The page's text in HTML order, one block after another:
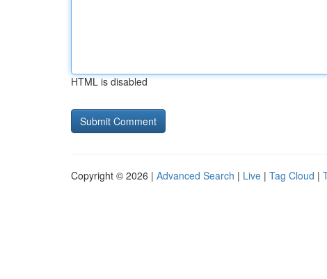
HTML is disabled
Copyright © 2026 | Advanced Search | Live | Tag Cloud |